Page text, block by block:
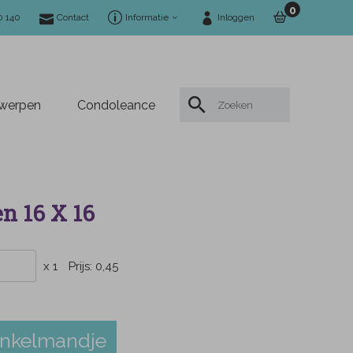
140 Contact Informatie Inloggen
0
Condoleance
16 X 16
x 1 Prijs: 0,45